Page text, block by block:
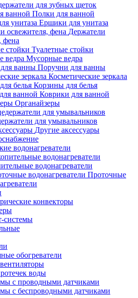
для зубных щеток
Полки для ванной
Ершики для унитаза
Держатели
фена
Туалетные стойки
Мусорные ведра
Поручни для ванны
Косметические зеркала
Корзины для белья
Коврики для ванной
Органайзеры
для умывальников
Другие аксессуары
водонагреватели
водонагреватели
Проточные
конвекторы
системы
обогреватели
воды
с проводными датчиками
с беспроводными датчиками